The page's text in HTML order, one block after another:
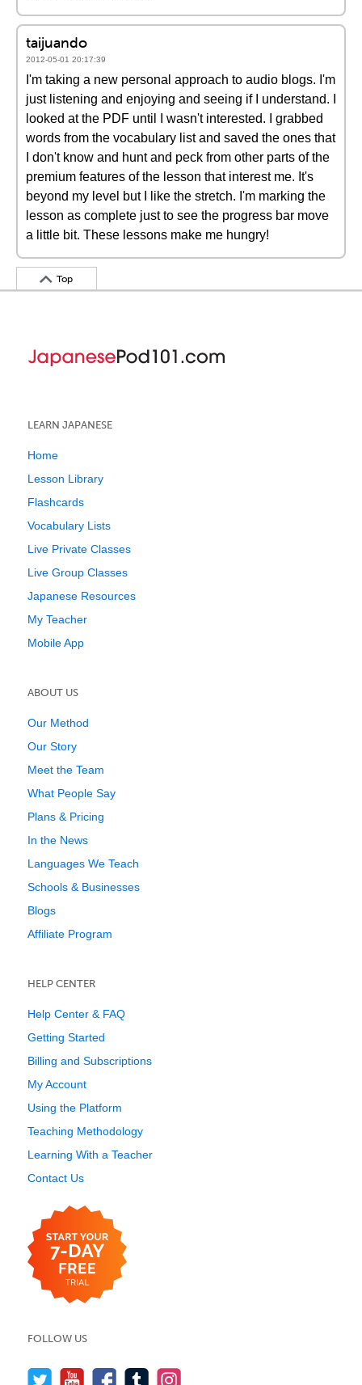
taijuando
2012-05-01 20:17:39
I'm taking a new personal approach to audio blogs. I'm
just listening and enjoying and seeing if I understand. I
looked at the PDF until I wasn't interested. I grabbed
words from the vocabulary list and saved the ones that
I don't know and hunt and peck from other parts of the
premium features of the lesson that interest me. It's
beyond my level but I like the stretch. I'm marking the
lesson as complete just to see the progress bar move
a little bit. These lessons make me hungry!
Top
LEARN JAPANESE
Home
Lesson Library
Flashcards
Vocabulary Lists
Live Private Classes
Live Group Classes
Japanese Resources
My Teacher
Mobile App
ABOUT US
Our Method
Our Story
Meet the Team
What People Say
Plans & Pricing
In the News
Languages We Teach
Schools & Businesses
Blogs
Affiliate Program
HELP CENTER
Help Center & FAQ
Getting Started
Billing and Subscriptions
My Account
Using the Platform
Teaching Methodology
Learning With a Teacher
Contact Us
FOLLOW US